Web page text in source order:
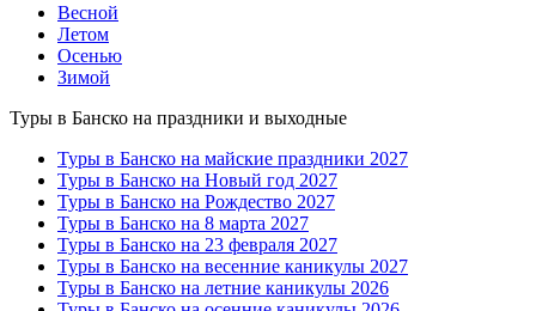
Весной
Летом
Осенью
Зимой
Туры в Банско на праздники и выходные
Туры в Банско на майские праздники 2027
Туры в Банско на Новый год 2027
Туры в Банско на Рождество 2027
Туры в Банско на 8 марта 2027
Туры в Банско на 23 февраля 2027
Туры в Банско на весенние каникулы 2027
Туры в Банско на летние каникулы 2026